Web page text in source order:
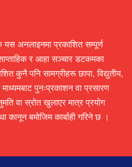
अनलाइनमा प्रकाशित सम्पूर्ण
र आहा सञ्चार डटकमका
कुनै पनि सामग्रीहरू छापा, विद्युतीय,
पुनःप्रकाशन वा प्रसारण
वा स्रोत खुलाएर मात्र प्रयोग
बमोजिम कार्बाही गरिने छ ।